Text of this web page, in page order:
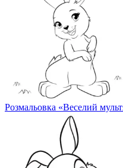
Розмальовка «Веселий